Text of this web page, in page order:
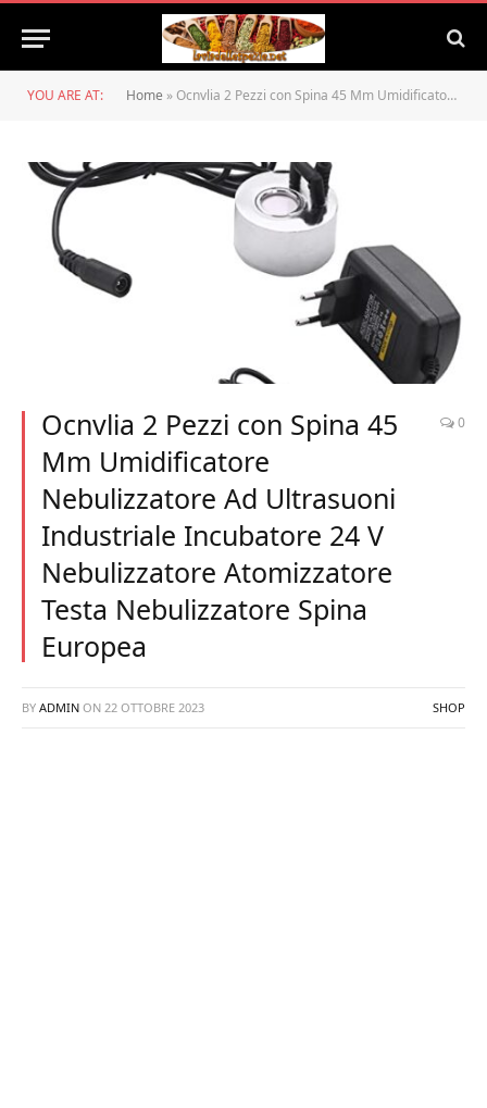
YOU ARE AT: Home » Ocnvlia 2 Pezzi con Spina 45 Mm Umidificatore Nebulizzatore Ad Ultrasuoni Industriale Incubatore 24 V Nebulizzatore Atomizzatore Testa Nebulizzatore Spina Europea
Ocnvlia 2 Pezzi con Spina 45
Mm Umidificatore
Nebulizzatore Ad Ultrasuoni
Industriale Incubatore 24 V
Nebulizzatore Atomizzatore
Testa Nebulizzatore Spina
Europea
0
BY ADMIN ON 22 OTTOBRE 2023 SHOP